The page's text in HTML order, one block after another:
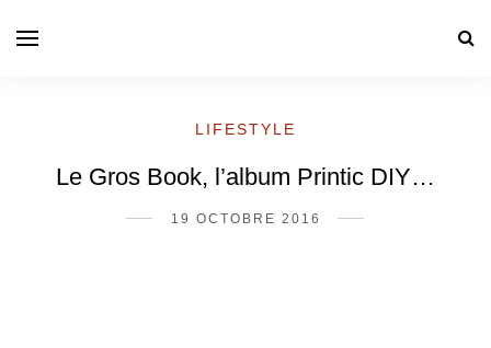
LIFESTYLE
Le Gros Book, l’album Printic DIY…
19 OCTOBRE 2016